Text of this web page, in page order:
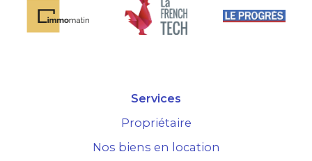
Services
Propriétaire
Nos biens en location